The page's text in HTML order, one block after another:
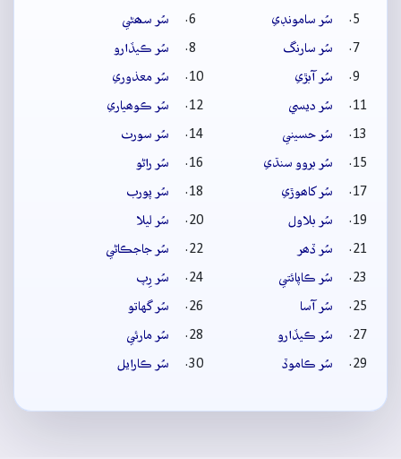
سُر سامونڊي
سُر سھڻي
سُر سارنگ
سُر ڪيڏارو
سُر آبڙي
سُر معذوري
سُر ديسي
سُر ڪوھياري
سُر حسيني
سُر سورٺ
سُر بروو سنڌي
سُر راڻو
سُر کاھوڙي
سُر پورب
سُر بلاول
سُر ليلا
سُر ڏھر
سُر جاجڪاڻي
سُر ڪاپائتي
سُر رِپ
سُر آسا
سُر گهاتو
سُر ڪيڏارو
سُر مارئي
سُر ڪاموڏ
سُر ڪارايل